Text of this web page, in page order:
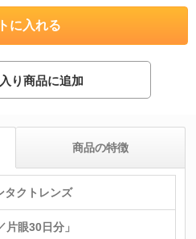
り商品に追加
タクトレンズ
片眼30日分」
商品の特徴